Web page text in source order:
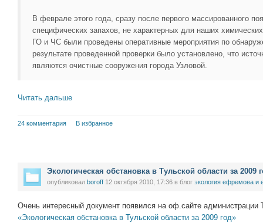
В феврале этого года, сразу после первого массированного
специфических запахов, не характерных для наших
ГО и ЧС были проведены оперативные мероприятия по
результате проведенной проверки было установлено, что
являются очистные сооружения города Узловой.
Читать дальше
24 комментария В избранное
Экологическая обстановка в Тульской области за 2009
опубликовал boroff 12 октября 2010, 17:36 в блог экология ефремова и
Очень интересный документ появился на оф.сайте администрации
«Экологическая обстановка в Тульской области за 2009 год»